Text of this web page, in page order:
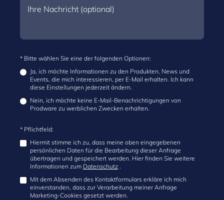
* Bitte wählen Sie eine der folgenden Optionen:
Ja, ich möchte Informationen zu den Produkten, News und
Events, die mich interessieren, per E-Mail erhalten. Ich kann
diese Einstellungen jederzeit ändern.
Nein, ich möchte keine E-Mail-Benachrichtigungen von
Prodware zu werblichen Zwecken erhalten.
* Pflichtfeld:
Hiermit stimme ich zu, dass meine oben eingegebenen
persönlichen Daten für die Bearbeitung dieser Anfrage
übertragen und gespeichert werden. Hier finden Sie weitere
Informationen zum Datenschutz .
Mit dem Absenden des Kontaktformulars erkläre ich mich
einverstanden, dass zur Verarbeitung meiner Anfrage
Marketing-Cookies gesetzt werden.